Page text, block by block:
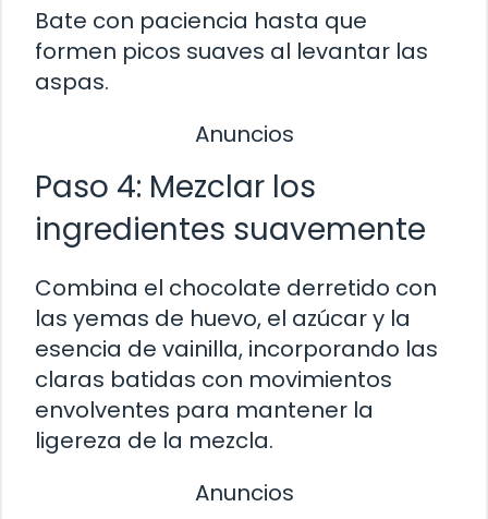
Bate con paciencia hasta que
formen picos suaves al levantar las
aspas.
Anuncios
Paso 4: Mezclar los
ingredientes suavemente
Combina el chocolate derretido con
las yemas de huevo, el azúcar y la
esencia de vainilla, incorporando las
claras batidas con movimientos
envolventes para mantener la
ligereza de la mezcla.
Anuncios